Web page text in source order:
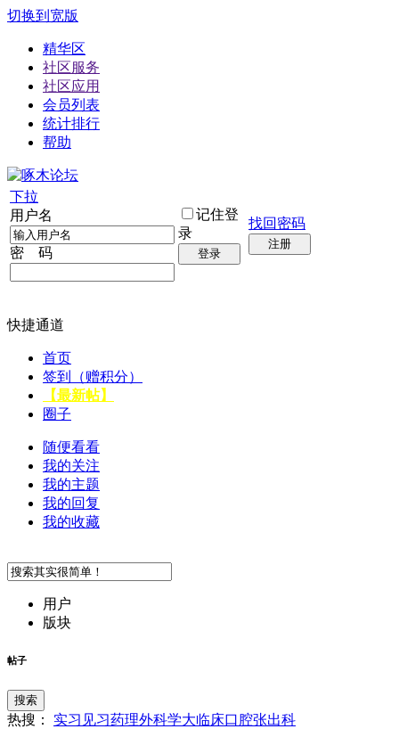
切换到宽版
精华区
社区服务
社区应用
会员列表
统计排行
帮助
下拉
用户名
密 码
记住登
录
登录
找回密码
注册
快捷通道
首页
签到（赠积分）
【最新帖】
圈子
随便看看
我的关注
我的主题
我的回复
我的收藏
用户
版块
帖子
搜索
热搜： 实习 见习药理外科学大临床口腔张出科